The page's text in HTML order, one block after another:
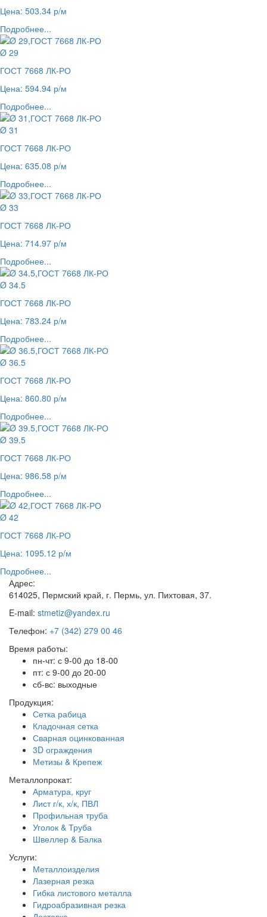
Цена: 503.34 р/м
Подробнее...
Ø 29
ГОСТ 7668 ЛК-РО
Цена: 594.94 р/м
Подробнее...
Ø 31
ГОСТ 7668 ЛК-РО
Цена: 635.08 р/м
Подробнее...
Ø 33
ГОСТ 7668 ЛК-РО
Цена: 714.97 р/м
Подробнее...
Ø 34.5
ГОСТ 7668 ЛК-РО
Цена: 783.24 р/м
Подробнее...
Ø 36.5
ГОСТ 7668 ЛК-РО
Цена: 860.80 р/м
Подробнее...
Ø 39.5
ГОСТ 7668 ЛК-РО
Цена: 986.58 р/м
Подробнее...
Ø 42
ГОСТ 7668 ЛК-РО
Цена: 1095.12 р/м
Подробнее...
Адрес:
614025, Пермский край, г. Пермь, ул. Пихтовая, 37.
E-mail: stmetiz@yandex.ru
Телефон: +7 (342) 279 00 46
Время работы:
пн-чт: с 9-00 до 18-00
пт: с 9-00 до 20-00
сб-вс: выходные
Продукция:
Сетка рабица
Кладочная сетка
Сварная оцинкованная
3D ограждения
Метизы & Крепеж
Металлопрокат:
Арматура, круг
Лист г/к, х/к, ПВЛ
Профильная труба
Уголок & Труба
Швеллер & Балка
Услуги:
Металлоизделия
Лазерная резка
Гибка листового металла
Гидроабразивная резка